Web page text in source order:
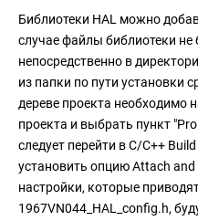
Библиотеки HAL можно
случае файлы библиотеки не
непосредственно в
из папки по пути установки
дереве проекта необходимо
проекта и выбрать пункт
следует перейти в C/C++
установить опцию Attach
настройки, которые
1967VN044_HAL_config.h,